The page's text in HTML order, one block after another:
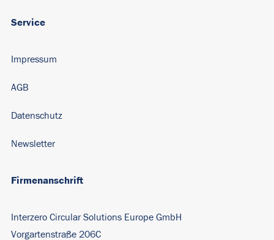
Firmenanschrift
Interzero Circular Solutions Europe GmbH
Vorgartenstraße 206C
Service
Impressum
AGB
Datenschutz
Newsletter